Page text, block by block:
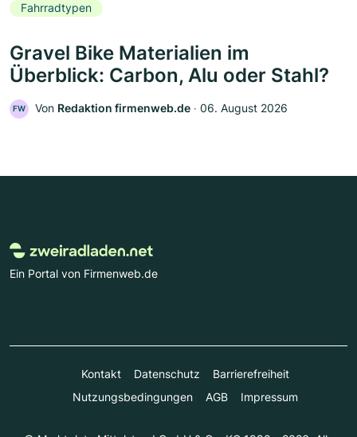
Fahrradtypen
Gravel Bike Materialien im
Überblick: Carbon, Alu oder Stahl?
FW Von Redaktion firmenweb.de ‧ 06. August 2026
Ein Portal von Firmenweb.de
Kontakt Datenschutz
Barrierefreiheit
Nutzungsbedingungen
AGB Impressum